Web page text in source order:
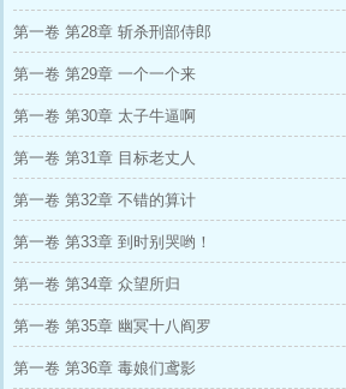
第一卷 第28章 斩杀刑部侍郎
第一卷 第29章 一个一个来
第一卷 第30章 太子牛逼啊
第一卷 第31章 目标老丈人
第一卷 第32章 不错的算计
第一卷 第33章 到时别哭哟！
第一卷 第34章 众望所归
第一卷 第35章 幽冥十八阎罗
第一卷 第36章 毒娘们鸢影